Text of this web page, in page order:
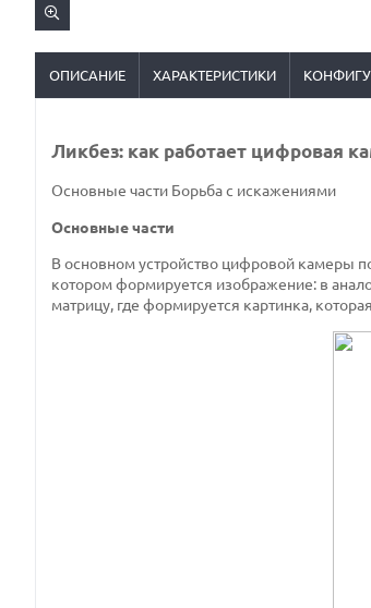
ОПИСАНИЕ ХАРАКТЕРИСТИКИ
Ликбез: как работает цифровая
Основные части Борьба с искажениями
Основные части
В основном устройство цифровой камеры
котором формируется изображение: в
матрицу, где формируется картинка,